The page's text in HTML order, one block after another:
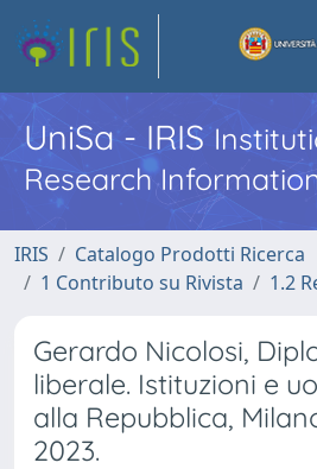
UniSa - IRIS
Research
IRIS
Catalogo Prodotti Ricerca
1 Contributo su Rivista
1.2
Gerardo Nicolosi,
liberale. Istituzioni e
alla Repubblica,
2023.